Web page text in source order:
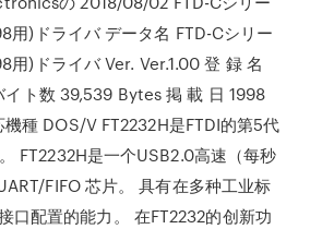
用)ドライバ データ名 FTD-Cシリー
用)ドライバ Ver. Ver.1.00 登 録 名
ト数 39,539 Bytes 掲 載 日 1998
種 DOS/V FT2232H是FTDI的第5代
FT2232H是一个USB2.0高速（每秒
FIFO 芯片。 具有在多种工业标
口配置的能力。 在FT2232的创新功